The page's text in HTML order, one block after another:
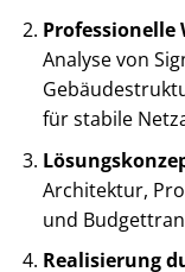
Professionelle
Analyse von
für stabile
Architektur,
und
Realisierung